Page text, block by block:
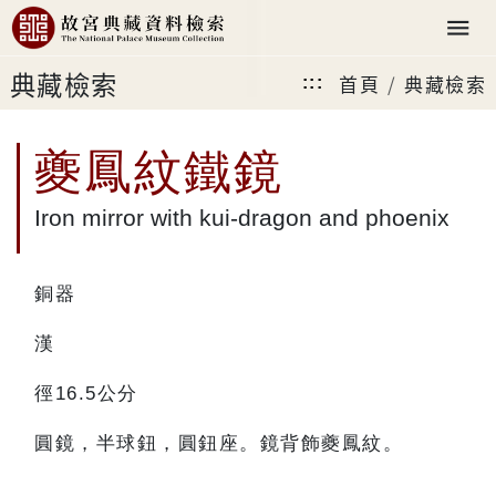
典藏檢索 ::: 首頁 典藏檢索
夔鳳紋鐵鏡
Iron mirror with kui-dragon and phoenix
銅器
漢
徑16.5公分
圓鏡，半球鈕，圓鈕座。鏡背飾夔鳳紋。